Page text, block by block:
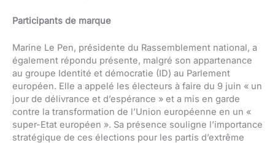
Participants de marque
Marine Le Pen, présidente du Rassemblement national, a
également répondu présente, malgré son appartenance
au groupe Identité et démocratie (ID) au Parlement
européen. Elle a appelé les électeurs à faire du 9 juin « un
jour de délivrance et d’espérance » et a mis en garde
contre la transformation de l’Union européenne en un «
super-Etat européen ». Sa présence souligne l’importance
stratégique de ces élections pour les partis d’extrême